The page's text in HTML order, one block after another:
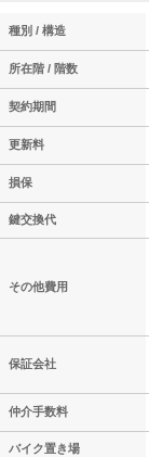
種別 / 構造
所在階 / 階数
契約期間
更新料
損保
鍵交換代
その他費用
保証会社
仲介手数料
バイク置き場